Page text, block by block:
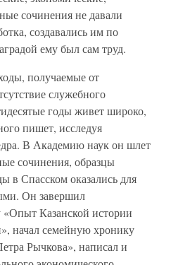
сочинения не давали
создавались им по
ему был сам труд.
получаемые от
служебного
годы живет широко,
пишет, исследуя
В Академию наук он шлет
сочинения, образцы
в Спасском оказались для
Он завершил
Казанской истории
начал семейную хронику
Рычкова», написал и